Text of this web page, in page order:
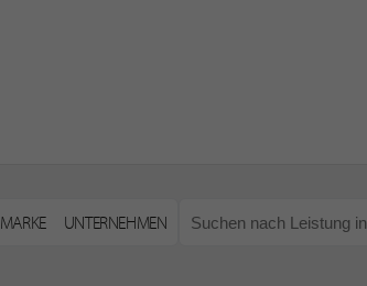
MARKE UNTERNEHMEN